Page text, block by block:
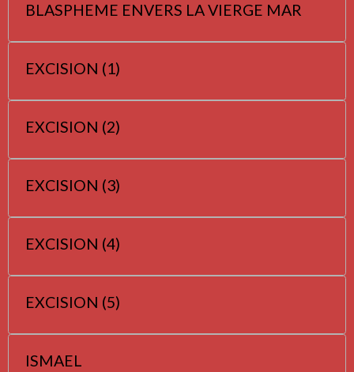
BLASPHEME ENVERS LA VIERGE MAR
EXCISION (1)
EXCISION (2)
EXCISION (3)
EXCISION (4)
EXCISION (5)
ISMAEL